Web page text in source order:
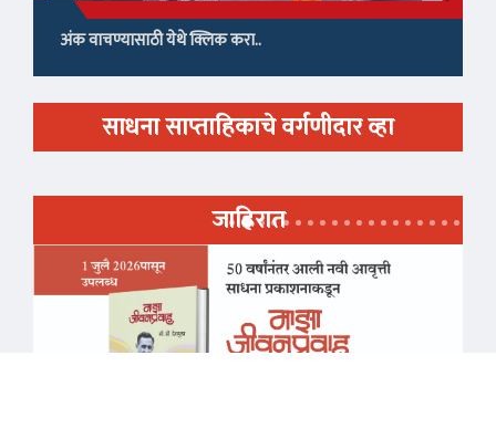
अंक वाचण्यासाठी येथे क्लिक करा..
साधना साप्ताहिकाचे वर्गणीदार व्हा
जाहिरात